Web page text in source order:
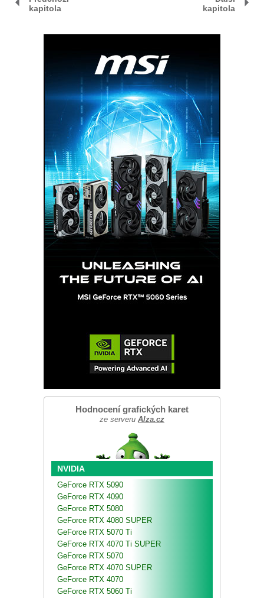
kapitola
kapitola
Hodnocení grafických karet
ze serveru Alza.cz
NVIDIA
GeForce RTX 5090
GeForce RTX 4090
GeForce RTX 5080
GeForce RTX 4080 SUPER
GeForce RTX 5070 Ti
GeForce RTX 4070 Ti SUPER
GeForce RTX 5070
GeForce RTX 4070 SUPER
GeForce RTX 4070
GeForce RTX 5060 Ti